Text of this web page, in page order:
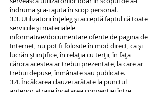
îndruma și a-i ajuta în scop personal.
3.3. Utilizatorii înțeleg și acceptă faptul că toate
serviciile și materialele
informative/documentare oferite de pagina de
Internet, nu pot fi folosite în mod direct, ca și
lucrări științifice, în relația cu terții, în fața
cărora acestea ar trebui prezentate, la care ar
trebui depuse, înmânate sau publicate.
3.4. Încălcarea clauzei arătate la punctul